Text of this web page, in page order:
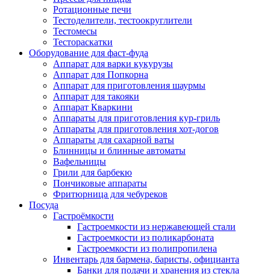
Ротационные печи
Тестоделители, тестоокруглители
Тестомесы
Тестораскатки
Оборудование для фаст-фуда
Аппарат для варки кукурузы
Аппарат для Попкорна
Аппарат для приготовления шаурмы
Аппарат для такояки
Аппарат Кваркини
Аппараты для приготовления кур-гриль
Аппараты для приготовления хот-догов
Аппараты для сахарной ваты
Блинницы и блинные автоматы
Вафельницы
Грили для барбекю
Пончиковые аппараты
Фритюрница для чебуреков
Посуда
Гастроёмкости
Гастроемкости из нержавеющей стали
Гастроемкости из поликарбоната
Гастроемкости из полипропилена
Инвентарь для бармена, баристы, официанта
Банки для подачи и хранения из стекла